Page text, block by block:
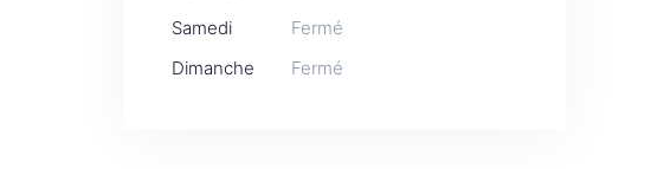
Samedi
Fermé
Dimanche
Fermé